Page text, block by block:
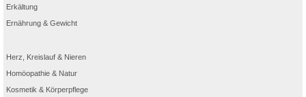
Erkältung
Ernährung & Gewicht
Herz, Kreislauf & Nieren
Homöopathie & Natur
Kosmetik & Körperpflege